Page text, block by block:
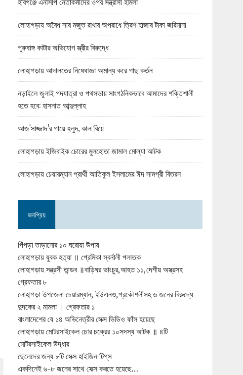
লোহাগড়ায় অবৈধ সার মজুত রাখার অপরাধে ত্রিশ হাজার টাকা জরিমানা
পুরুষাঙ্গ কাটার অভিযোগ স্ত্রীর বিরুদ্ধে
লোহাগড়ায় আদালতের নিষেধাজ্ঞা অমান্য করে গাছ কর্তন
নড়াইলে জুলাই পদযাত্রা ও পথসভায় সাংগঠনিকভাবে আমাদের শক্তিশালী
হতে হবে: হাসনাত আব্দুল্লাহ
আজ‘সাজ্জাদ’র গায়ে হলুদ, কাল বিয়ে
লোহাগড়ায় ইজিবাইক চোরের মুলহোতা জামাল মোল্যা আটক
লোহাগড়ায় চেয়ারম্যান প্রার্থী আতিকুল ইসলামের ঈদ সামগ্রী বিতরন
জনপ্রিয়
পিঁপড়া তাড়ানোর ১০ ঘরোয়া উপায়
লোহাগড়ায় যুবক হত্যা ॥ প্রেমিকা স্বর্নালী পলাতক
লোহাগড়ায় সন্ত্রসী তান্ডব ॥বাড়িঘর ভাংচুর,আহত ১১,দেশীয় অস্ত্রসহ
গ্রেফতার ৮
লোহাগড়া উপজেলা চেয়ারম্যান, ইউএনও,প্রকৌশলীসহ ৬ জনের বিরুদ্ধে
দুদকের ২ মামলা । গ্রেফতার ১
বাংলাদেশের যে ১৪ অভিনেত্রীর সেক্স ভিডিও ফাঁস হয়েছে
লোহাগড়ায় মোটরসাইকেল চোর চক্রের ১০সদস্য আটক ॥ ৪টি
মোটরসাইকেল উদ্ধার
ছেলেদের জন্য ৮টি সেক্স হাইজিন টিপ্‌স
একদিনেই ৬-৮ জনের সাথে সেক্স করতে হয়েছে…